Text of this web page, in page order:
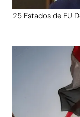
25 Estados de EU